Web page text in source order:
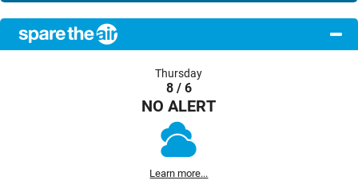
Thursday
8 / 6
NO ALERT
Learn more...